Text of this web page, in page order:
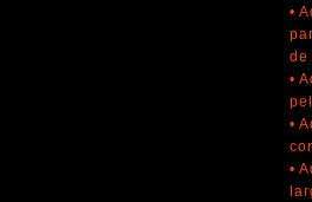
•
de
•
•
•